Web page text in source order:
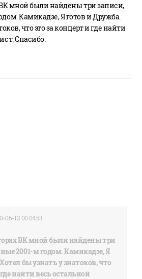
мной были найдены три записи,
Камикадзе, Я готов и Дружба.
что это за концерт и где найти
Спасибо.
12 00:04:53
ВК мной были найдены три
2001-м годом. Камикадзе, Я
бы узнать у знатоков, что
найти весь остальной